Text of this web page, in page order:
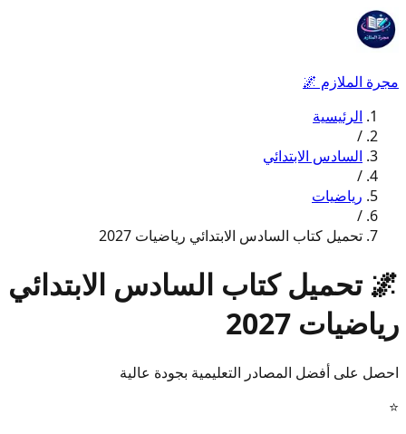
مجرة الملازم 🌌
الرئيسية
/
السادس الابتدائي
/
رياضيات
/
تحميل كتاب السادس الابتدائي رياضيات 2027
🌌 تحميل كتاب السادس الابتدائي
رياضيات 2027
احصل على أفضل المصادر التعليمية بجودة عالية
⭐